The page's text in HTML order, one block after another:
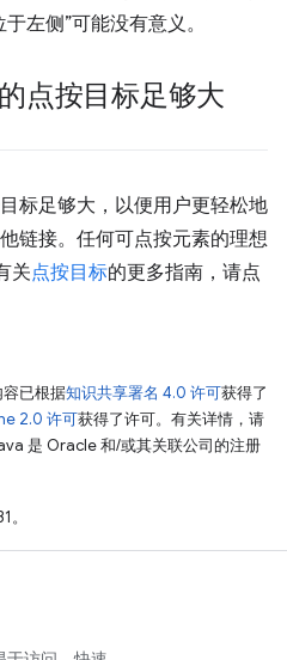
左侧”可能没有意义。
点按目标足够大
标足够大，以便用户更轻松地
链接。任何可点按元素的理想
关点按目标的更多指南，请点
已根据知识共享署名 4.0 许可获得了
2.0 许可获得了许可。有关详情，请
是 Oracle 和/或其关联公司的注册